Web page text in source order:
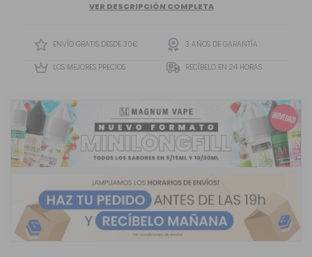
Ofrece Una Sinfonía Frutal Donde La Fresa Y La Frambuesa Se
VER DESCRIPCIÓN COMPLETA
ENVÍO GRATIS DESDE 30€ 3 AÑOS DE GARANTÍA
LOS MEJORES PRECIOS RECÍBELO EN 24 HORAS